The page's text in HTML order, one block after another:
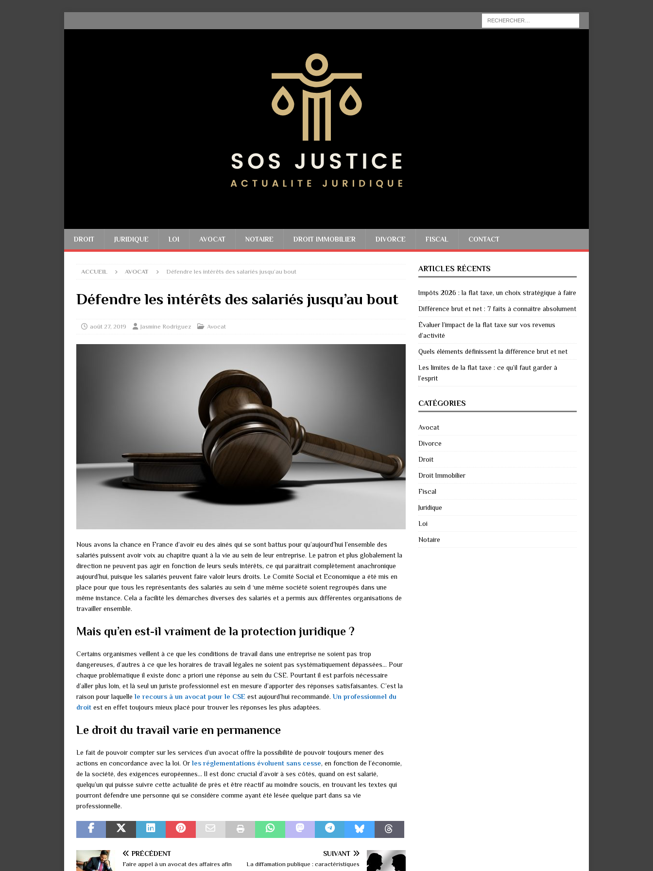
DROIT JURIDIQUE LOI AVOCAT NOTAIRE DROIT IMMOBILIER DIVORCE FISCAL CONTACT
ACCUEIL AVOCAT Défendre les intérêts des salariés jusqu’au bout
Défendre les intérêts des salariés jusqu’au bout
août 27, 2019 Jasmine Rodriguez Avocat
Nous avons la chance en France d’avoir eu des aînés qui se sont battus pour qu’aujourd’hui l’ensemble des
salariés puissent avoir voix au chapitre quant à la vie au sein de leur entreprise. Le patron et plus globalement la
direction ne peuvent pas agir en fonction de leurs seuls intérêts, ce qui paraîtrait complètement anachronique
aujourd’hui, puisque les salariés peuvent faire valoir leurs droits. Le Comité Social et Economique a été mis en
place pour que tous les représentants des salariés au sein d ‘une même société soient regroupés dans une
même instance. Cela a facilité les démarches diverses des salariés et a permis aux différentes organisations de
travailler ensemble.
Mais qu’en est-il vraiment de la protection juridique ?
Certains organismes veillent à ce que les conditions de travail dans une entreprise ne soient pas trop
dangereuses, d’autres à ce que les horaires de travail légales ne soient pas systématiquement dépassées… Pour
chaque problématique il existe donc a priori une réponse au sein du CSE. Pourtant il est parfois nécessaire
d’aller plus loin, et là seul un juriste professionnel est en mesure d’apporter des réponses satisfaisantes. C’est la
raison pour laquelle le recours à un avocat pour le CSE est aujourd’hui recommandé. Un professionnel du
droit est en effet toujours mieux placé pour trouver les réponses les plus adaptées.
Le droit du travail varie en permanence
Le fait de pouvoir compter sur les services d’un avocat offre la possibilité de pouvoir toujours mener des
actions en concordance avec la loi. Or les réglementations évoluent sans cesse, en fonction de l’économie,
de la société, des exigences européennes… Il est donc crucial d’avoir à ses côtés, quand on est salarié,
quelqu’un qui puisse suivre cette actualité de près et être réactif au moindre soucis, en trouvant les textes qui
pourront défendre une personne qui se considère comme ayant été lésée quelque part dans sa vie
professionnelle.
PRÉCÉDENT
Faire appel à un avocat des affaires afin
SUIVANT
La diffamation publique : caractéristiques
ARTICLES RÉCENTS
Impôts 2026 : la flat taxe, un choix stratégique à faire
Différence brut et net : 7 faits à connaître absolument
Évaluer l’impact de la flat taxe sur vos revenus
d’activité
Quels éléments définissent la différence brut et net
Les limites de la flat taxe : ce qu’il faut garder à
l’esprit
CATÉGORIES
Avocat
Divorce
Droit
Droit Immobilier
Fiscal
Juridique
Loi
Notaire